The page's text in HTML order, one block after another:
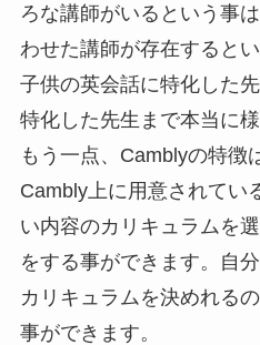
ろな講師がいるという事
わせた講師が存在すると
子供の英会話に特化した
特化した先生まで本当に様
もう一点、 Camblyの特徴
Cambly上に用意されてい
い内容のカリキュラムを
をする事ができます。自
カリキュラムを決めれる
事ができます。